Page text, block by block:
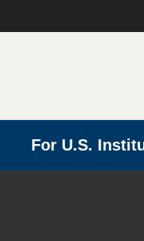
For U.S.